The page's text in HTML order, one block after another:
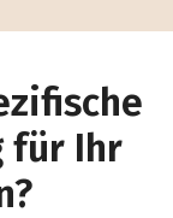
für Ihr